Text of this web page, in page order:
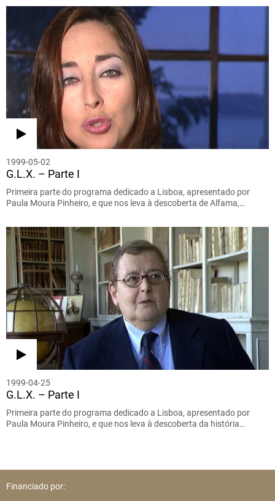
1999-05-02
G.L.X. – Parte I
Primeira parte do programa dedicado a Lisboa, apresentado por
Paula Moura Pinheiro, e que nos leva à descoberta de Alfama,…
1999-04-25
G.L.X. – Parte I
Primeira parte do programa dedicado a Lisboa, apresentado por
Paula Moura Pinheiro, e que nos leva à descoberta da história…
Financiado por: